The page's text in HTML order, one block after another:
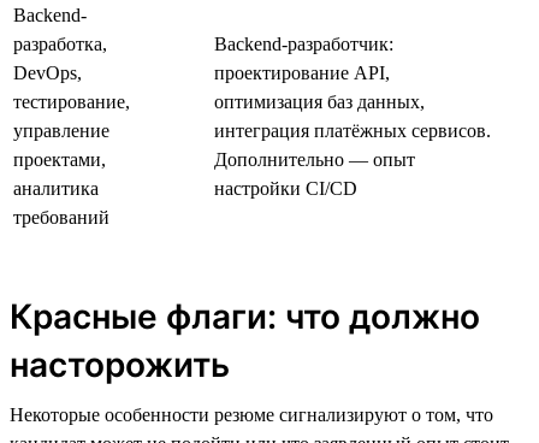
Backend-
разработка,
DevOps,
тестирование,
управление
проектами,
аналитика
требований
Backend-разработчик:
проектирование API,
оптимизация баз данных,
интеграция платёжных сервисов.
Дополнительно — опыт
настройки CI/CD
Красные флаги: что должно
насторожить
Некоторые особенности резюме сигнализируют о том, что